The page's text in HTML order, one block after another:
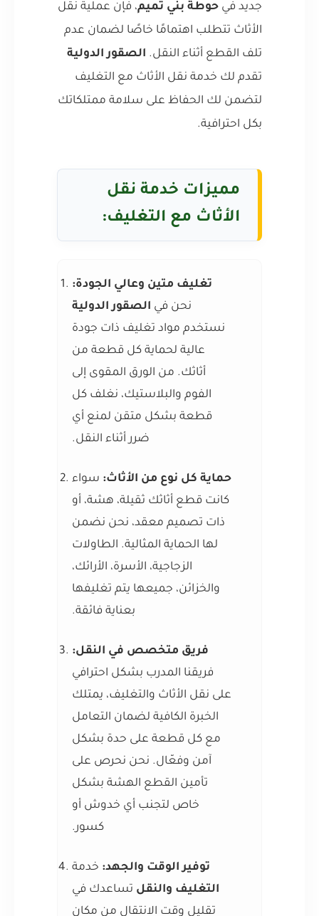
جديد في حوطة بني تميم، فإن عملية نقل
الأثاث تتطلب اهتمامًا خاصًا لضمان عدم
تلف القطع أثناء النقل. الصقور الدولية
تقدم لك خدمة نقل الأثاث مع التغليف
لتضمن لك الحفاظ على سلامة ممتلكاتك
بكل احترافية.
مميزات خدمة نقل
الأثاث مع التغليف:
تغليف متين وعالي الجودة:
نحن في الصقور الدولية
نستخدم مواد تغليف ذات جودة
عالية لحماية كل قطعة من
أثاثك. من الورق المقوى إلى
الفوم والبلاستيك، نغلف كل
قطعة بشكل متقن لمنع أي
ضرر أثناء النقل.
حماية كل نوع من الأثاث: سواء
كانت قطع أثاثك ثقيلة، هشة، أو
ذات تصميم معقد، نحن نضمن
لها الحماية المثالية. الطاولات
الزجاجية، الأسرة، الأرائك،
والخزائن، جميعها يتم تغليفها
بعناية فائقة.
فريق متخصص في النقل:
فريقنا المدرب بشكل احترافي
على نقل الأثاث والتغليف، يمتلك
الخبرة الكافية لضمان التعامل
مع كل قطعة على حدة بشكل
آمن وفعّال. نحن نحرص على
تأمين القطع الهشة بشكل
خاص لتجنب أي خدوش أو
كسور.
توفير الوقت والجهد: خدمة
التغليف والنقل تساعدك في
تقليل وقت الانتقال من مكان